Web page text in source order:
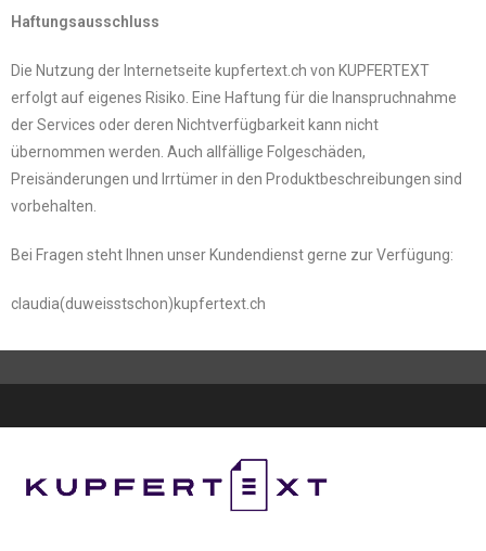
Haftungsausschluss
Die Nutzung der Internetseite kupfertext.ch von KUPFERTEXT
erfolgt auf eigenes Risiko. Eine Haftung für die Inanspruchnahme
der Services oder deren Nichtverfügbarkeit kann nicht
übernommen werden. Auch allfällige Folgeschäden,
Preisänderungen und Irrtümer in den Produktbeschreibungen sind
vorbehalten.
Bei Fragen steht Ihnen unser Kundendienst gerne zur Verfügung:
claudia(duweisstschon)kupfertext.ch